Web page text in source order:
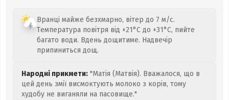
Вранці майже безхмарно, вітер до 7 м/с.
Температура повітря від +21°C до +31°C, пийте
багато води. Вдень дощитиме. Надвечір
припиниться дощ.
Народні прикмети: "Матія (Матвія). Вважалося, що в
цей день змії висмоктують молоко з корів, тому
худобу не виганяли на пасовище."